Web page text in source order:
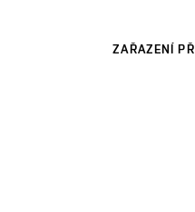
ZAŘAZENÍ